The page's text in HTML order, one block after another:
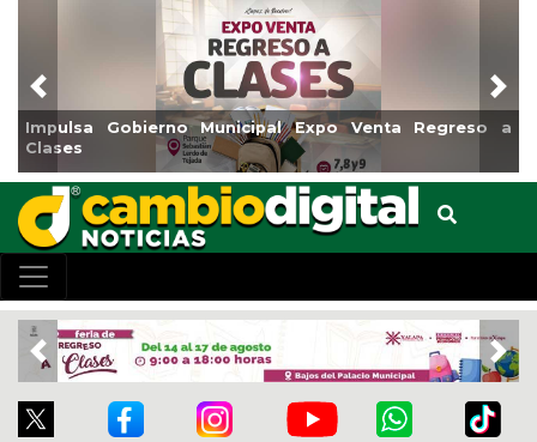
Impulsa Gobierno Municipal Expo Venta Regreso a
Clases
Previous
Previous